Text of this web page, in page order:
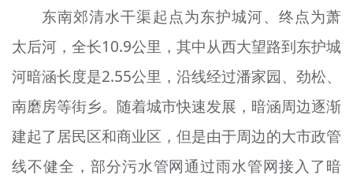
东南郊清水干渠起点为东护城河、终点为萧
太后河，全长10.9公里，其中从西大望路到东护城
河暗涵长度是2.55公里，沿线经过潘家园、劲松、
南磨房等街乡。随着城市快速发展，暗涵周边逐渐
建起了居民区和商业区，但是由于周边的大市政管
线不健全，部分污水管网通过雨水管网接入了暗